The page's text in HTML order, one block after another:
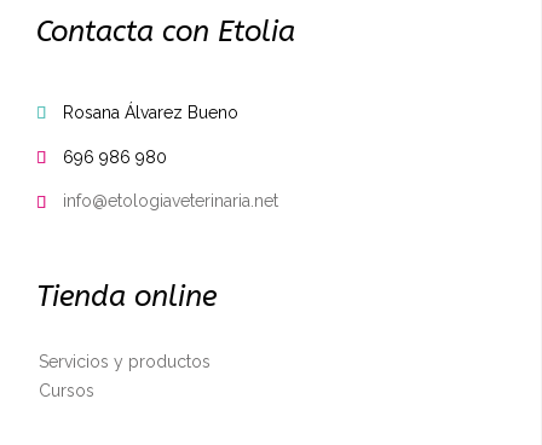
Contacta con Etolia
 Rosana Álvarez Bueno
 696 986 980
 info@etologiaveterinaria.net
Tienda online
Servicios y productos
Cursos